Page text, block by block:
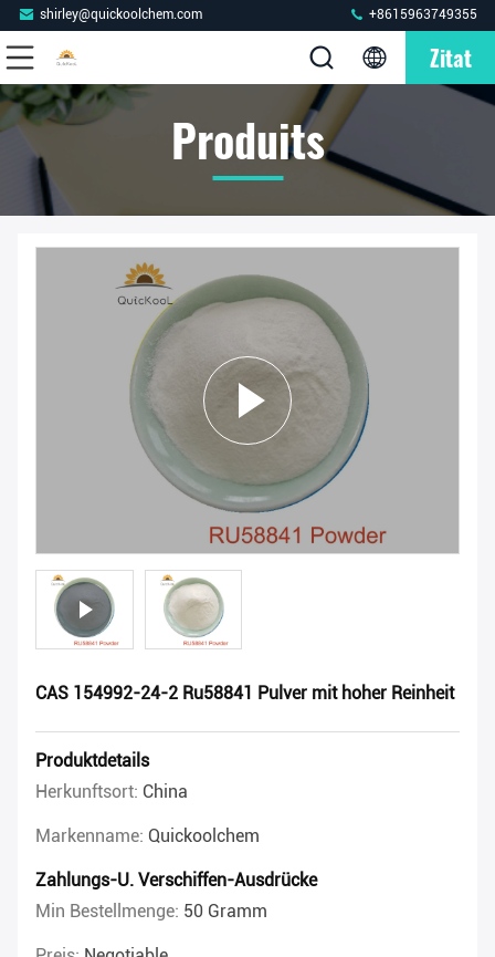
shirley@quickoolchem.com +8615963749355
Zitat
Produits
CAS 154992-24-2 Ru58841 Pulver mit hoher Reinheit
Produktdetails
Herkunftsort: China
Markenname: Quickoolchem
Zahlungs-U. Verschiffen-Ausdrücke
Min Bestellmenge: 50 Gramm